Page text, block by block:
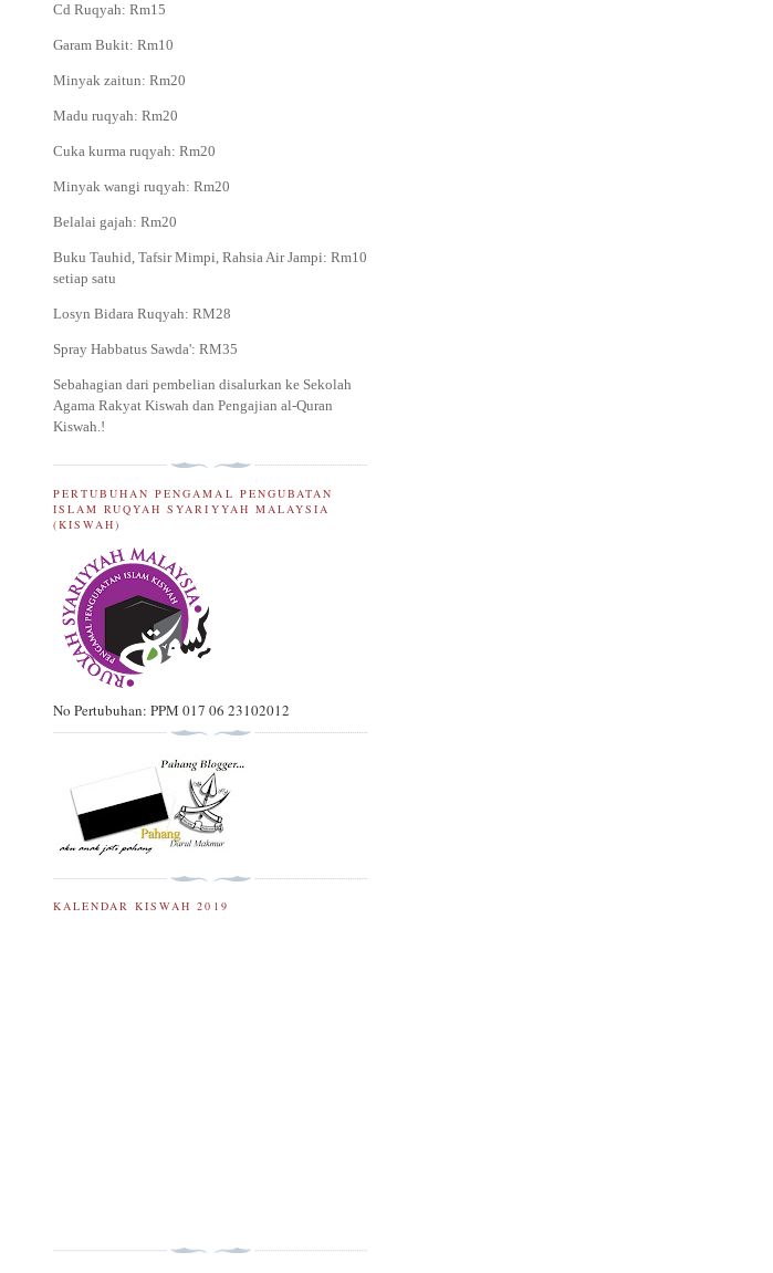
Cd Ruqyah: Rm15
Garam Bukit: Rm10
Minyak zaitun: Rm20
Madu ruqyah: Rm20
Cuka kurma ruqyah: Rm20
Minyak wangi ruqyah: Rm20
Belalai gajah: Rm20
Buku Tauhid, Tafsir Mimpi, Rahsia Air Jampi: Rm10
setiap satu
Losyn Bidara Ruqyah: RM28
Spray Habbatus Sawda': RM35
Sebahagian dari pembelian disalurkan ke Sekolah
Agama Rakyat Kiswah dan Pengajian al-Quran
Kiswah.!
PERTUBUHAN PENGAMAL PENGUBATAN
ISLAM RUQYAH SYARIYYAH MALAYSIA
(KISWAH)
No Pertubuhan: PPM 017 06 23102012
KALENDAR KISWAH 2019